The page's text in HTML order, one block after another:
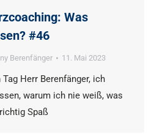
Was
#46
Berenfänger 11. Mai 2023
Tag Herr Berenfänger, ich
warum ich nie weiß, was
Spaß